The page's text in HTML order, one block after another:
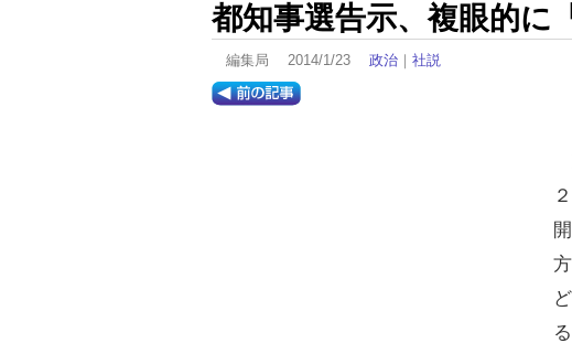
都知事選告示、複眼的に
編集局 2014/1/23 政治 ｜ 社説